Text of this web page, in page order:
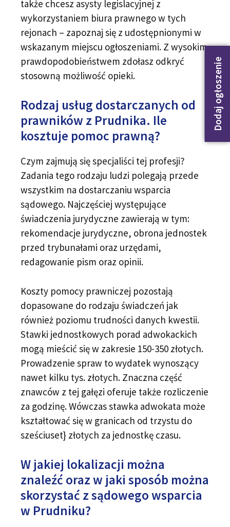
Dodaj ogłoszenie
także chcesz asysty legislacyjnej z
wykorzystaniem biura prawnego w tych
rejonach – zapoznaj się z udostępnionymi w
wskazanym miejscu ogłoszeniami. Z wysokim
prawdopodobieństwem zdołasz odkryć
stosowną możliwość opieki.
Rodzaj usług dostarczanych od
prawników z Prudnika. Ile
kosztuje pomoc prawną?
Czym zajmują się specjaliści tej profesji?
Zadania tego rodzaju ludzi polegają przede
wszystkim na dostarczaniu wsparcia
sądowego. Najczęściej występujące
świadczenia jurydyczne zawierają w tym:
rekomendacje jurydyczne, obrona jednostek
przed trybunałami oraz urzędami,
redagowanie pism oraz opinii.
Koszty pomocy prawniczej pozostają
dopasowane do rodzaju świadczeń jak
również poziomu trudności danych kwestii.
Stawki jednostkowych porad adwokackich
mogą mieścić się w zakresie 150-350 złotych.
Prowadzenie spraw to wydatek wynoszący
nawet kilku tys. złotych. Znaczna część
znawców z tej gałęzi oferuje także rozliczenie
za godzinę. Wówczas stawka adwokata może
kształtować się w granicach od trzystu do
sześciuset} złotych za jednostkę czasu.
W jakiej lokalizacji można
znaleźć oraz w jaki sposób można
skorzystać z sądowego wsparcia
w Prudniku?